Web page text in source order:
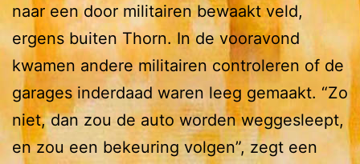
naar een door militairen bewaakt veld,
ergens buiten Thorn. In de vooravond
kwamen andere militairen controleren of de
garages inderdaad waren leeg gemaakt. “Zo
niet, dan zou de auto worden weggesleept,
en zou een bekeuring volgen”, zegt een